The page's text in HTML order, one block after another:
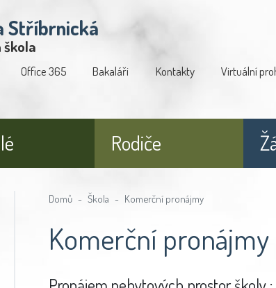
Stříbrnická
škola
Office 365 Bakaláři Kontakty Virtuální
Rodiče
Domů Škola Komerční pronájmy
Komerční pronájmy